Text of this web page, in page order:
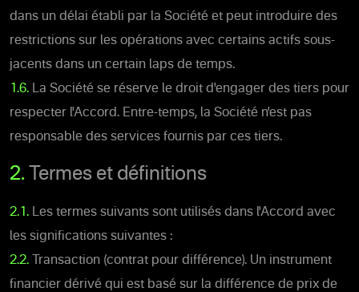
dans un délai établi par la Société et peut introduire des
restrictions sur les opérations avec certains actifs sous-
jacents dans un certain laps de temps.
1.6. La Société se réserve le droit d'engager des tiers pour
respecter l'Accord. Entre-temps, la Société n'est pas
responsable des services fournis par ces tiers.
2. Termes et définitions
2.1. Les termes suivants sont utilisés dans l'Accord avec
les significations suivantes :
2.2. Transaction (contrat pour différence). Un instrument
financier dérivé qui est basé sur la différence de prix de